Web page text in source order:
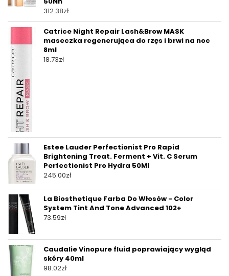
312.38zł
Catrice Night Repair Lash&Brow MASK
maseczka regenerująca do rzęs i brwi na noc
8ml
18.73zł
Estee Lauder Perfectionist Pro Rapid
Brightening Treat. Ferment + Vit. C Serum
Perfectionist Pro Hydra 50Ml
245.00zł
La Biosthetique Farba Do Włosów - Color
System Tint And Tone Advanced 102+
73.59zł
Caudalie Vinopure fluid poprawiający wygląd
skóry 40ml
98.02zł